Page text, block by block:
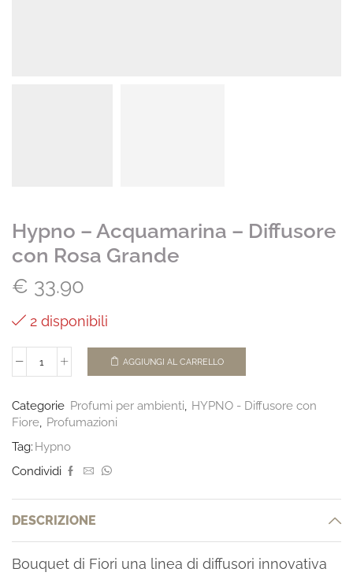
Hypno – Acquamarina – Diffusore
con Rosa Grande
€ 33.90
2 disponibili
AGGIUNGI AL CARRELLO
Categorie Profumi per ambienti
HYPNO - Diffusore con
Fiore Profumazioni
Tag: Hypno
Condividi
DESCRIZIONE
Bouquet di Fiori una linea di diffusori innovativa